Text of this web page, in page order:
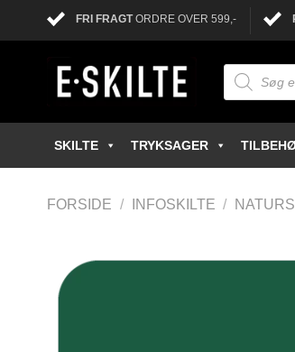
FRI FRAGTORDRE OVER 599,-
SKILTE TRYKSAGER
FORSIDE / INFOSKILTE /